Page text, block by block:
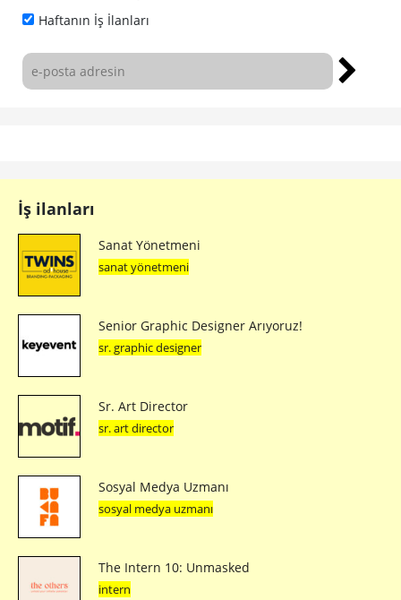
Haftanın İş İlanları
İş ilanları
Sanat Yönetmeni
sanat yönetmeni
Senior Graphic Designer Arıyoruz!
sr. graphic designer
Sr. Art Director
sr. art director
Sosyal Medya Uzmanı
sosyal medya uzmanı
The Intern 10: Unmasked
intern